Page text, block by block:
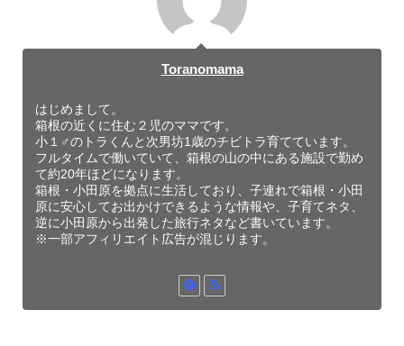
Toranomama
はじめまして。
箱根の近くに住む２児のママです。
小１♂のトラくんと次男坊1歳のチビトラ育てています。
フルタイムで働いていて、箱根の山の中にある施設で勤め
て約20年ほどになります。
箱根・小田原を拠点に生活しており、子連れで箱根・小田
原に安心してお出かけできるような情報や、子育てネタ、
逆に小田原から出発した旅行ネタなど書いています。
※一部アフィリエイト広告が混じります。